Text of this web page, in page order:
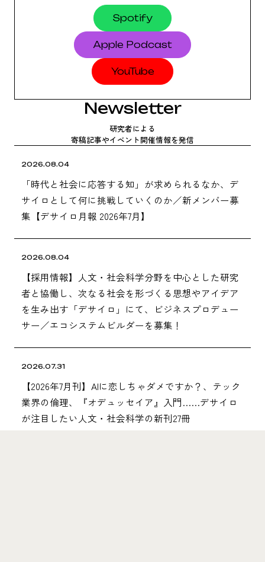
Spotify
Apple Podcast
YouTube
Newsletter
研究者に​よる
寄稿記事や​イベント開催情報を​発信
2026.08.04
「時代と社会に応答する知」が求められるなか、デ
サイロとして何に挑戦していくのか／新メンバー募
集【デサイロ月報 2026年7月】
2026.08.04
【採用情報】人文・社会科学分野を中心とした研究
者と協働し、次なる社会を形づくる思想やアイデア
を生み出す「デサイロ」にて、ビジネスプロデュー
サー／エコシステムビルダーを募集！
2026.07.31
【2026年7月刊】AIに恋しちゃダメですか？、テック
業界の倫理、『オデュッセイア』入門……デサイロ
が注目したい人文・社会科学の新刊27冊